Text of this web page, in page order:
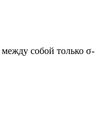
собой только σ-